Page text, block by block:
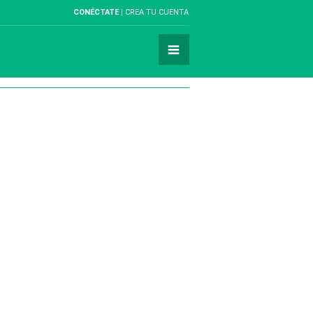
CONÉCTATE CREA TU CUENTA